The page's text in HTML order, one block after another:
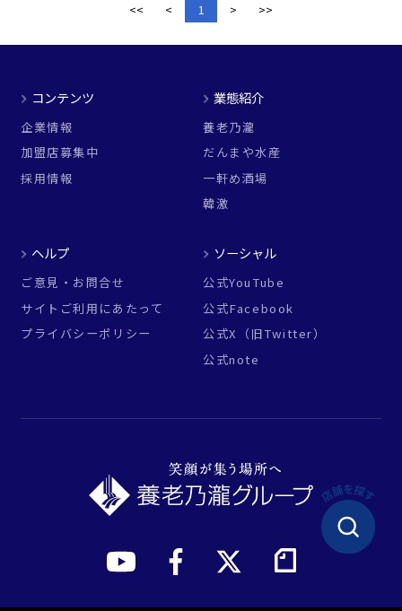
<< < 1 > >>
コンテンツ
企業情報
加盟店募集中
採用情報
業態紹介
養老乃瀧
だんまや水産
一軒め酒場
韓激
ヘルプ
ご意見・お問合せ
サイトご利用にあたって
プライバシーポリシー
ソーシャル
公式YouTube
公式Facebook
公式X（旧Twitter）
公式note